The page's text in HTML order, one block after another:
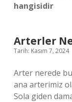
hangisidir
Arterler
Tarih: Kasım 7, 2024
Arter nerede
ana arterimiz
Sola giden